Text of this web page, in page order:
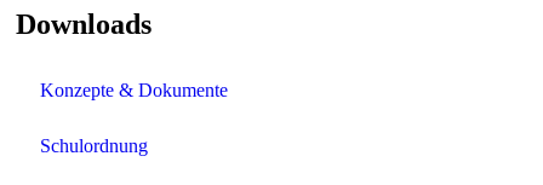
Downloads
Konzepte & Dokumente
Schulordnung